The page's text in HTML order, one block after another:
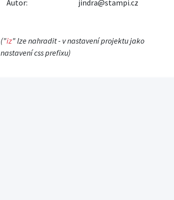
Autor: jindra@stampi.cz
("iz" lze nahradit - v nastavení projektu jako
nastavení css prefixu)